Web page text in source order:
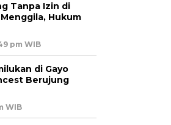
Tanpa Izin di
Hukum
pm WIB
di Gayo
Berujung
WIB